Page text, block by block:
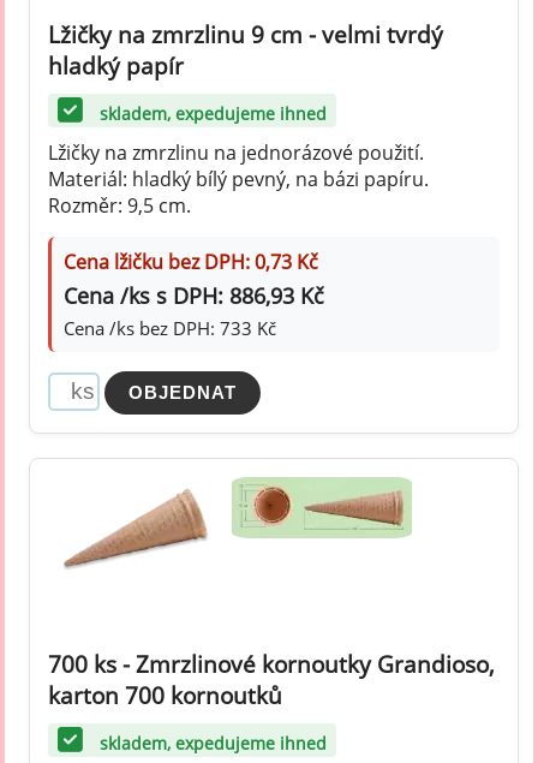
Lžičky na zmrzlinu 9 cm - velmi tvrdý
hladký papír
skladem, expedujeme ihned
Lžičky na zmrzlinu na jednorázové použití.
Materiál: hladký bílý pevný, na bázi papíru.
Rozměr: 9,5 cm.
Cena lžičku bez DPH: 0,73 Kč
Cena /ks s DPH: 886,93 Kč
Cena /ks bez DPH: 733 Kč
700 ks - Zmrzlinové kornoutky Grandioso,
karton 700 kornoutků
skladem, expedujeme ihned